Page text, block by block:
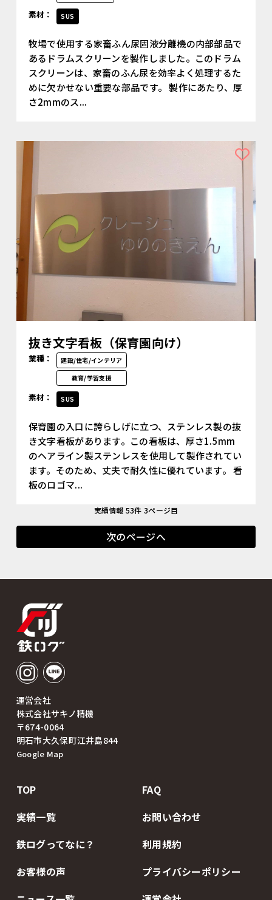
素材： SUS
牧場で使用する家畜ふん尿固液分離機の内部部品で
あるドラムスクリーンを製作しました。このドラム
スクリーンは、家畜のふん尿を効率よく処理するた
めに欠かせない重要な部品です。 製作にあたり、厚
さ2mmのス...
抜き文字看板（保育園向け）
業種： 建設/住宅/インテリア
教育/学習支援
素材： SUS
保育園の入口に誇らしげに立つ、ステンレス製の抜
き文字看板があります。この看板は、厚さ1.5mm
のヘアライン製ステンレスを使用して製作されてい
ます。そのため、丈夫で耐久性に優れています。 看
板のロゴマ...
実績情報 53件 3ページ目
次のページへ
運営会社
株式会社サキノ精機
〒674-0064
明石市大久保町江井島844
Google Map
TOP
実績一覧
鉄ログってなに？
お客様の声
FAQ
お問い合わせ
利用規約
プライバシーポリシー